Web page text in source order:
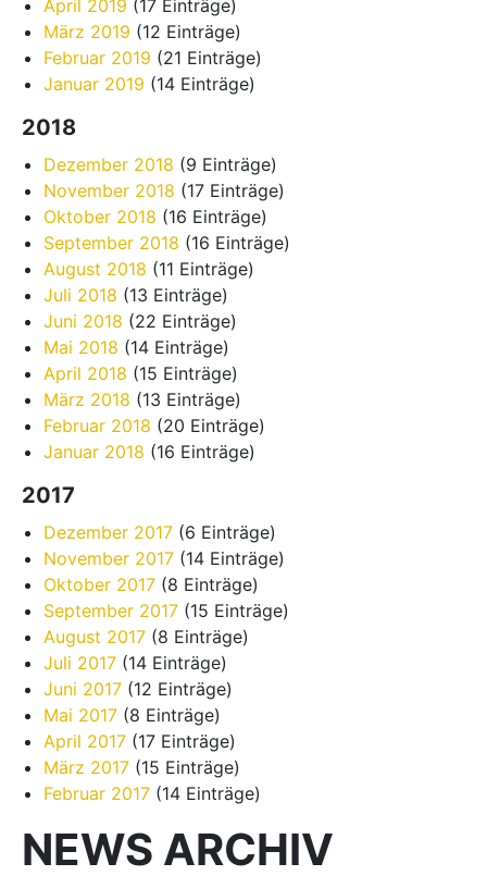
April 2019 (17 Einträge)
März 2019 (12 Einträge)
Februar 2019 (21 Einträge)
Januar 2019 (14 Einträge)
2018
Dezember 2018 (9 Einträge)
November 2018 (17 Einträge)
Oktober 2018 (16 Einträge)
September 2018 (16 Einträge)
August 2018 (11 Einträge)
Juli 2018 (13 Einträge)
Juni 2018 (22 Einträge)
Mai 2018 (14 Einträge)
April 2018 (15 Einträge)
März 2018 (13 Einträge)
Februar 2018 (20 Einträge)
Januar 2018 (16 Einträge)
2017
Dezember 2017 (6 Einträge)
November 2017 (14 Einträge)
Oktober 2017 (8 Einträge)
September 2017 (15 Einträge)
August 2017 (8 Einträge)
Juli 2017 (14 Einträge)
Juni 2017 (12 Einträge)
Mai 2017 (8 Einträge)
April 2017 (17 Einträge)
März 2017 (15 Einträge)
Februar 2017 (14 Einträge)
NEWS ARCHIV